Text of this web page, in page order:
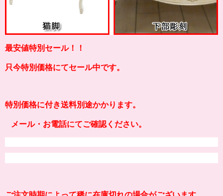
最安値特別セール！！
只今特別価格にてセール中です。
特別価格に付き送料別途かかります。
メール・お電話にてご確認ください。